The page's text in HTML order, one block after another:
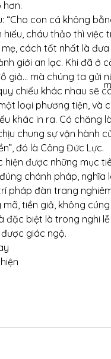
“Cho con cá không
cháu thảo thì việc
cách tốt nhất là
giới an lạc. Khi đã ở
giả… mà chúng ta gửi
chiếu khác nhau sẽ
loại phương tiện, và
khác in ra. Có chăng
chung sự vận hành
đó là Công Đức Lực.
hiện được những mục
chánh pháp,
pháp đàn trang
tiền giả, không
đặc biệt là trong nghi
giác ngộ.